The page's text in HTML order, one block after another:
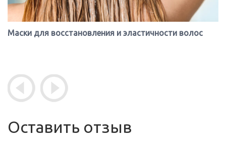
Маски для восстановления и эластичности волос
Оставить отзыв